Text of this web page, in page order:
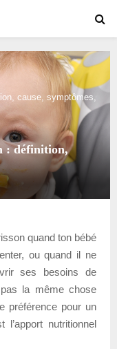
cause, symptômes,
: définition,
quand ton bébé
ou quand il ne
ses besoins de
la même chose
préférence pour un
nutritionnel